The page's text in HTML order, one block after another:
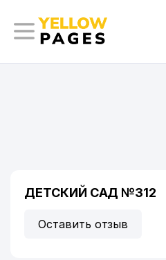
ДЕТСКИЙ САД №312
Оставить отзыв